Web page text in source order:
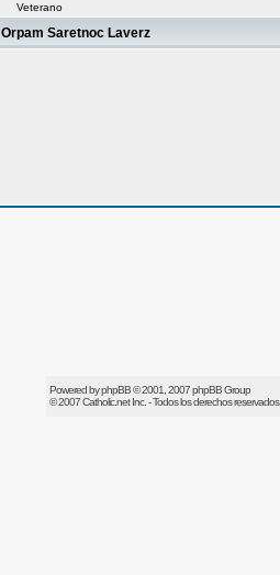
Veterano
Saretnoc Laverz
Powered byphpBB© 2001, 2007 phpBB Group
© 2007Catholic.netInc. - Todos los derechos reservados